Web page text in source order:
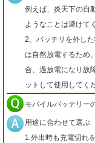
例えば、炎天下の自
ようなことは避けて
2、バッテリを外し
は自然放電するため
合、過放電になり故
ットして使用してく
モバイルバッテリー
用途に合わせて選ぶ
1.外出時も充電切れ